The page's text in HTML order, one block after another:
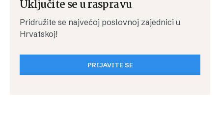
Uključite se u raspravu
Pridružite se najvećoj poslovnoj zajednici u
Hrvatskoj!
PRIJAVITE SE